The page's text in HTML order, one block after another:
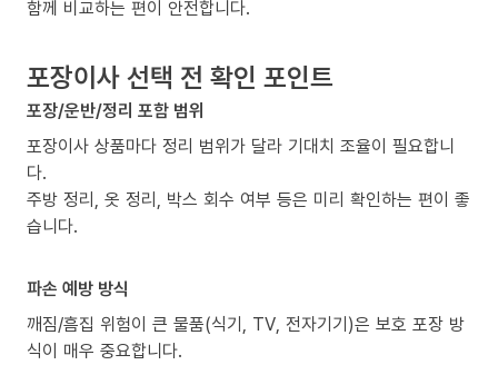
함께 비교하는 편이 안전합니다.
포장이사 선택 전 확인 포인트
포장/운반/정리 포함 범위
포장이사 상품마다 정리 범위가 달라 기대치 조율이 필요합니
다.
주방 정리, 옷 정리, 박스 회수 여부 등은 미리 확인하는 편이 좋
습니다.
파손 예방 방식
깨짐/흠집 위험이 큰 물품(식기, TV, 전자기기)은 보호 포장 방
식이 매우 중요합니다.